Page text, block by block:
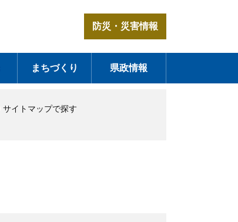
防災・災害情報
まちづくり 県政情報
サイトマップで探す